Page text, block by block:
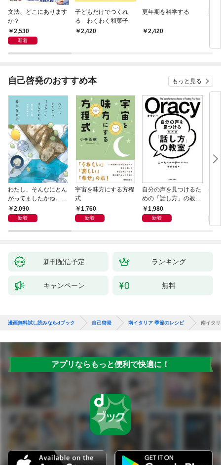
文法、どこにあります
か？
2,530
新着
子どもだけでつくれ
る わくわく和菓子
2,420
更年期を科学する
2,420
自己啓発のおすすめ本 もっと見る
わたし、そんなにとん
がってましたかね。
獅子座、Ａ型、丙午は
めぐる
2,090
新着
宇宙を味方にする方程
式
1,760
新着
自分の声を見つけるた
めの「話し方」の教
室 Ｏｒａｃｙ（オラ
シー）
1,980
新着
基
新刊配信予定 ランキング
キャンペーン 無料
漫画無料試し読みならdブック 自己啓発 南イタリア 季節のレシピ 南イタ
アプリならもっと便利で快適に！